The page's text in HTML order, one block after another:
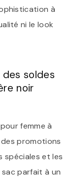
à
ni le look
soldes
noir
femme à
promotions
spéciales et les
parfait à un